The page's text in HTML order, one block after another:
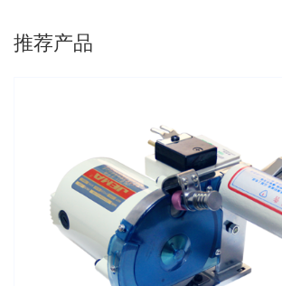
推荐产品